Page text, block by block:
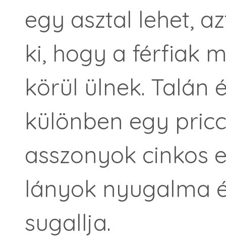
egy asztal lehet,
ki, hogy a férfiak
körül ülnek. Talán
különben egy
asszonyok cinkos
lányok nyugalma
sugallja.